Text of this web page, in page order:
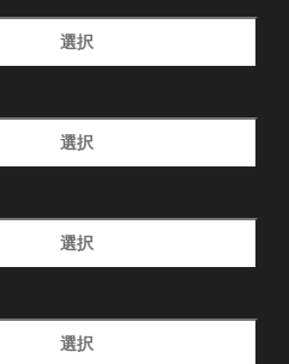
選択
選択
選択
選択